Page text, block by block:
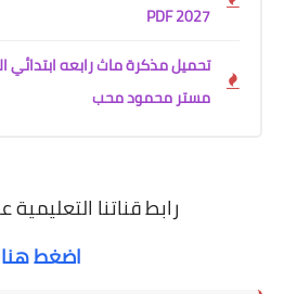
2027 PDF
مستر محمود محب
رابط قناتنا
اضغط هنا